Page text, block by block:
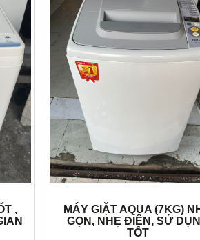
,
MÁY GIẶT AQUA (7KG)
GỌN, NHẸ ĐIỆN, SỬ
TỐT